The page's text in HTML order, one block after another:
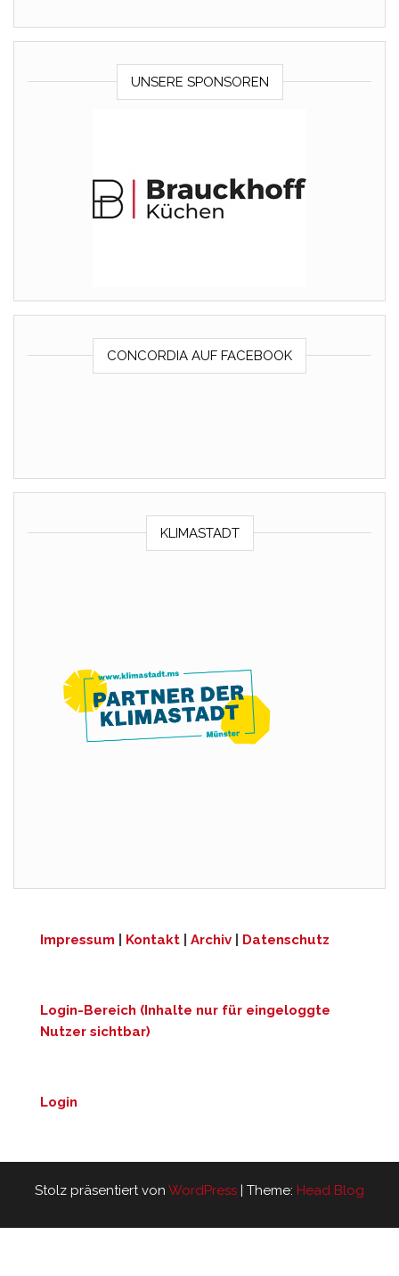
UNSERE SPONSOREN
CONCORDIA AUF FACEBOOK
KLIMASTADT
Impressum Kontakt Archiv Datenschutz
Login-Bereich (Inhalte nur für eingeloggte
Nutzer sichtbar)
Login
Stolz präsentiert von WordPress | Theme: Head Blog